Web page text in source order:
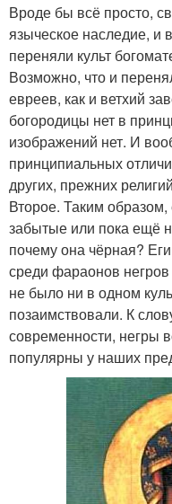
Вроде бы всё просто,
языческое наследие, и
переняли культ
Возможно, что и
евреев, как и ветхий
богородицы нет в
изображений нет. И
принципиальных
других, прежних
Второе. Таким
забытые или пока ещё
почему она чёрная?
среди фараонов
не было ни в одном
позаимствовали. К
современности, негры
популярны у наших